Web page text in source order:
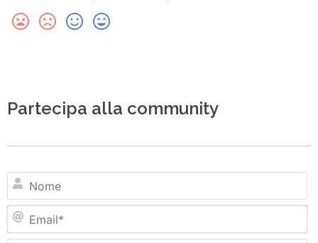
Partecipa alla community